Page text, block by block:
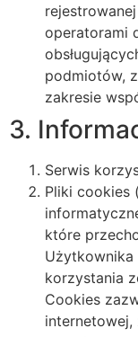
operatorami
podmiotów,
zakresie
3.
Serwis
Pliki cookies
które
Użytkownika
korzystania
Cookies